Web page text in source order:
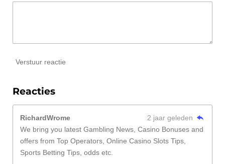
Verstuur reactie
Reacties
RichardWrome
2 jaar geleden
We bring you latest Gambling News, Casino Bonuses and
offers from Top Operators, Online Casino Slots Tips,
Sports Betting Tips, odds etc.